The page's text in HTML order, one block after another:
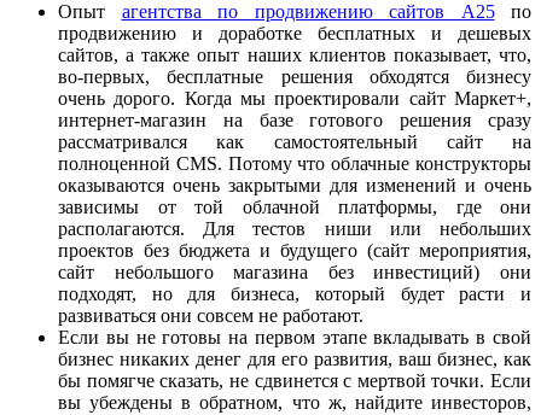
Опыт агентства по продвижению сайтов А25по
продвижению и доработке бесплатных и дешевых
сайтов, а также опыт наших клиентов показывает, что,
во-первых, бесплатные решения обходятся бизнесу
очень дорого. Когда мы проектировали сайт Маркет+,
интернет-магазин на базе готового решения сразу
рассматривался как самостоятельный сайт на
полноценной CMS. Потому что облачные конструкторы
оказываются очень закрытыми для изменений и очень
зависимы от той облачной платформы, где они
располагаются. Для тестов ниши или небольших
проектов без бюджета и будущего (сайт мероприятия,
сайт небольшого магазина без инвестиций) они
подходят, но для бизнеса, который будет расти и
развиваться они совсем не работают.
Если вы не готовы на первом этапе вкладывать в свой
бизнес никаких денег для его развития, ваш бизнес, как
бы помягче сказать, не сдвинется с мертвой точки. Если
вы убеждены в обратном, что ж, найдите инвесторов,